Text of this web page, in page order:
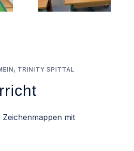
, TRINITY SPITTAL
mit